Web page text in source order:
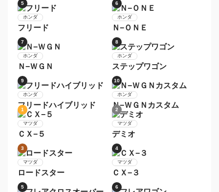
9
日産
スカイライン
10
日産
エルグランド
1
ホンダ
Ｎ−ＢＯＸカスタム
2
ホンダ
Ｎ−ＢＯＸ
3
ホンダ
ヴェゼル
4
ホンダ
フィット
5
ホンダ
フリード
6
ホンダ
Ｎ−ＯＮＥ
7
ホンダ
Ｎ−ＷＧＮ
8
ホンダ
ステップワゴン